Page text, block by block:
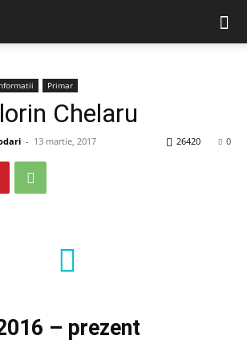
Primar
Chelaru
- 13 martie, 2017 0
26420
– prezent